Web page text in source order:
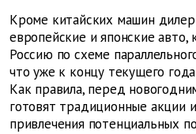
Кроме китайских машин
европейские и японские авто,
Россию по схеме
что уже к концу текущего
Как правила, перед
готовят традиционные акции
привлечения потенциальных